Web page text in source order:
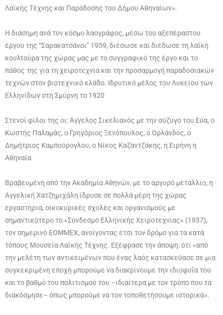
Λαϊκής Τέχνης και Παράδοσης του Δήμου Αθηναίων».
Η διάσημη ανά τον κόσμο λαογράφος, μέσω του αξεπέραστου
έργου της “Σαρακατσάνοι” 1959, διέσωσε και διέδωσε τη λαϊκή
κουλτούρα της χώρας μας με το συγγραφικό της έργο και το
πάθος της για τη χειροτεχνία και την προσαρμογή παραδοσιακών
τεχνών στον βιοτεχνικό κλάδο. Ιδρυτικό μέλος του Λυκείου των
Ελληνίδων στη Σμύρνη το 1920
Στενοί φίλοι της οι: Άγγελος Σικελιανός με την σύζυγό του Εύα, ο
Κωστής Παλαμάς, ο Γρηγόριος Ξενόπουλος, ο Ορλάνδος, ο
Δημήτριος Καμπούρογλου, ο Νίκος Καζαντζάκης, η Ειρήνη η
Αθηναία.
Βραβευμένη από την Ακαδημία Αθηνών, με το αργυρό μετάλλιο, η
Αγγελική Χατζημιχάλη ίδρυσε σε πολλά μέρη της χώρας
εργαστήρια, οικοκυρικές σχολές και οργανισμούς με
σημαντικότερο το «Σύνδεσμο Ελληνικής Χειροτεχνίας» (1937),
τον σημερινό ΕΟΜΜΕΧ, ανοίγοντας έτσι τον δρόμο για τα κατά
τόπους Μουσεία Λαϊκής Τέχνης. Εξέφρασε την άποψη: ότι «από
την μελέτη των αντικειμένων που ένας λαός κατασκεύασε σε μια
συγκεκριμένη εποχή μπορούμε να διακρίνουμε την ιδιοφυΐα του
και το βαθμό του πολιτισμού του –ιδιαίτερα με τον τρόπο που τα
διακόσμησε– όπως μπορούμε να τον τοποθετήσουμε ιστορικά».